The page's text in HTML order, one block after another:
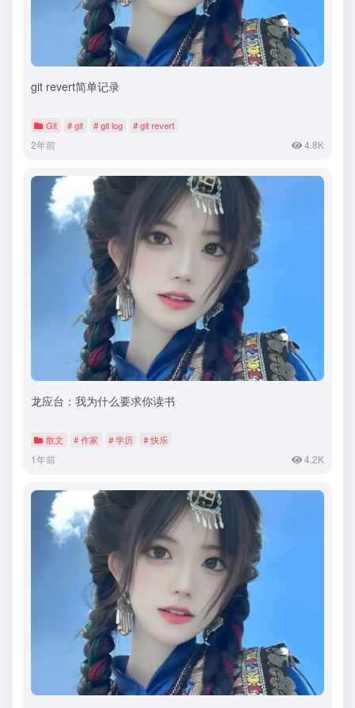
git revert简单记录
Git # git # git log # git revert
2年前 4.8K
龙应台：我为什么要求你读书
散文 # 作家 # 学历 # 快乐
1年前 4.2K